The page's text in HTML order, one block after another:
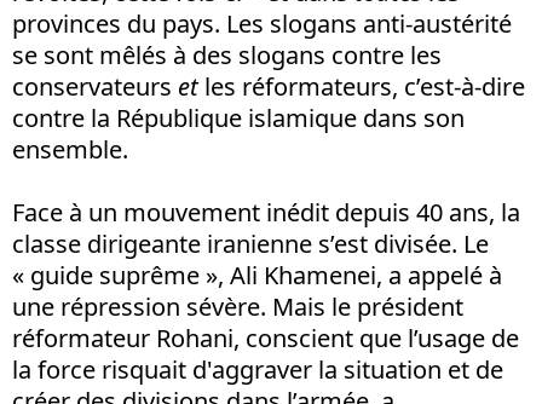
provinces du pays. Les slogans anti-austérité
se sont mêlés à des slogans contre les
conservateurs etles réformateurs, c’est-à-dire
contre la République islamique dans son
ensemble.
Face à un mouvement inédit depuis 40 ans, la
classe dirigeante iranienne s’est divisée. Le
« guide suprême », Ali Khamenei, a appelé à
une répression sévère. Mais le président
réformateur Rohani, conscient que l’usage de
la force risquait d'aggraver la situation et de